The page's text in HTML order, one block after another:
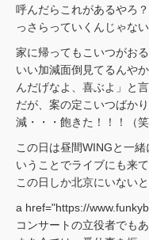
呼んだらこれがあるやろ
っさらっていくんじゃな
家に帰ってもこいつがお
いい加減面倒見てるんや
んだげなよ、喜ぶよ」と
だが、案の定こいつばか
減・・・飽きた！！！（笑
この日は昼間WINGと一
いうことでライブにも来て
この日しか北京にいない
a href="https://
コンサートの立役者でも